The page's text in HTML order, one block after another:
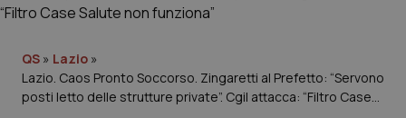
Cronache
Governo e Parlamento
Regioni e Asl
QS » Lazio »
Lazio. Caos Pronto Soccorso. Zingaretti al Prefetto: “Servono
posti letto delle strutture private”. Cgil attacca: “Filtro Case